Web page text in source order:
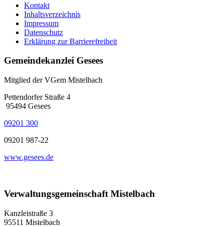
Kontakt
Inhaltsverzeichnis
Impressum
Datenschutz
Erklärung zur Barrierefreiheit
Gemeindekanzlei Gesees
Mitglied der VGem Mistelbach
Pettendorfer Straße 4
95494 Gesees
09201 300
09201 987-22
www.gesees.de
Verwaltungsgemeinschaft Mistelbach
Kanzleistraße 3
95511 Mistelbach